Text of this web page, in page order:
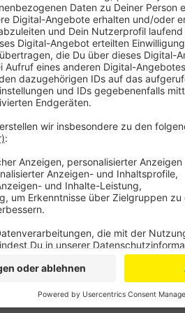
Ein 22-Jähriger und seine
Bessenich unterwegs, als sie
Handschuhfach schlugen. Sie
Die konnten den Fahrzeugbrand
Die beiden Autoinsassen wurden
gebracht, es bestand jeweils